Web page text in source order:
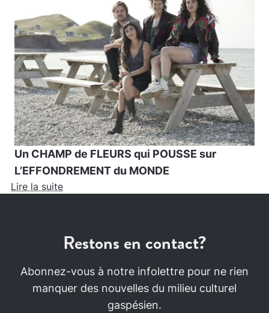
Un CHAMP de FLEURS qui POUSSE sur
L’EFFONDREMENT du MONDE
Lire la suite
Restons en contact?
Abonnez-vous à notre infolettre pour ne rien
manquer des nouvelles du milieu culturel
gaspésien.